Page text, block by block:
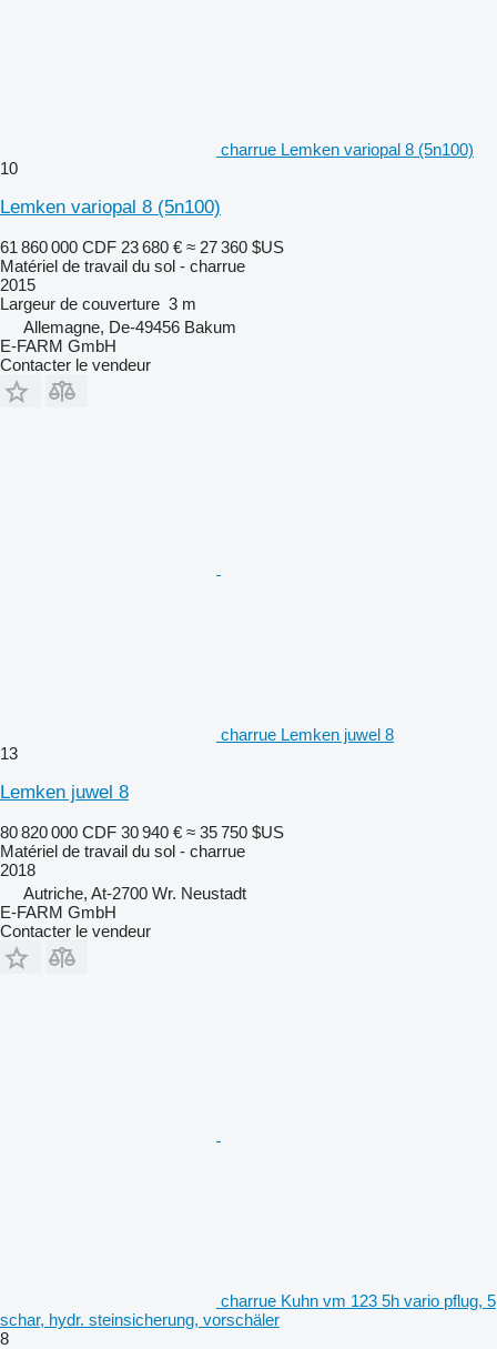
charrue Lemken variopal 8 (5n100)
10
Lemken variopal 8 (5n100)
61 860 000 CDF 23 680 € ≈ 27 360 $US
Matériel de travail du sol - charrue
2015
Largeur de couverture 3 m
Allemagne, De-49456 Bakum
E-FARM GmbH
Contacter le vendeur
charrue Lemken juwel 8
13
Lemken juwel 8
80 820 000 CDF 30 940 € ≈ 35 750 $US
Matériel de travail du sol - charrue
2018
Autriche, At-2700 Wr. Neustadt
E-FARM GmbH
Contacter le vendeur
charrue Kuhn vm 123 5h vario pflug, 5
schar, hydr. steinsicherung, vorschäler
8